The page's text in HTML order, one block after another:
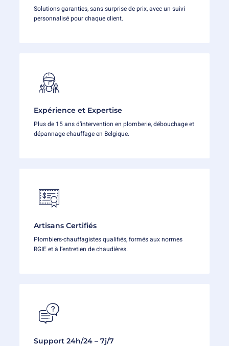
Solutions garanties, sans surprise de prix, avec un suivi
personnalisé pour chaque client.
Expérience et Expertise
Plus de 15 ans d’intervention en plomberie, débouchage et
dépannage chauffage en Belgique.
Artisans Certifiés
Plombiers-chauffagistes qualifiés, formés aux normes
RGIE et à l’entretien de chaudières.
Support 24h/24 – 7j/7